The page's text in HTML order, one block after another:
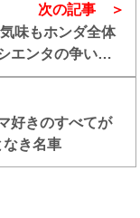
きのすべてが
き名車
次の記事
味もホンダ全体
エンタの争いが